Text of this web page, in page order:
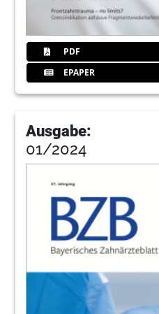
PDF
EPAPER
Ausgabe:
01/2024